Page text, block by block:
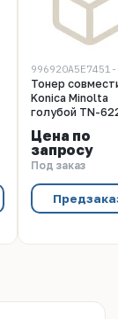
996920A5E7451-
Тонер
Konica Minolta
голубой TN-
Цена по
запросу
Под заказ